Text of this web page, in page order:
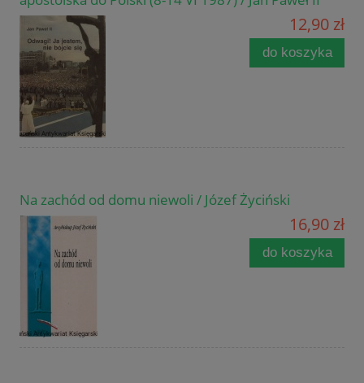
12,90 zł
do koszyka
Na zachód od domu niewoli / Józef Życiński
16,90 zł
do koszyka